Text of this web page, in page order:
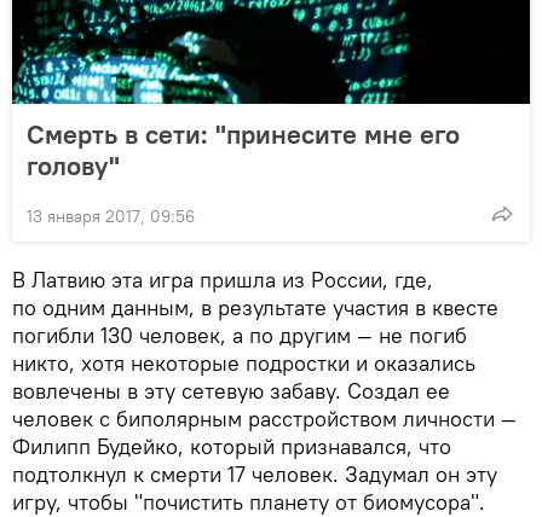
Смерть в сети: "принесите мне его
голову"
13 января 2017, 09:56
В Латвию эта игра пришла из России, где,
по одним данным, в результате участия в квесте
погибли 130 человек, а по другим — не погиб
никто, хотя некоторые подростки и оказались
вовлечены в эту сетевую забаву. Создал ее
человек с биполярным расстройством личности —
Филипп Будейко, который признавался, что
подтолкнул к смерти 17 человек. Задумал он эту
игру, чтобы "почистить планету от биомусора".